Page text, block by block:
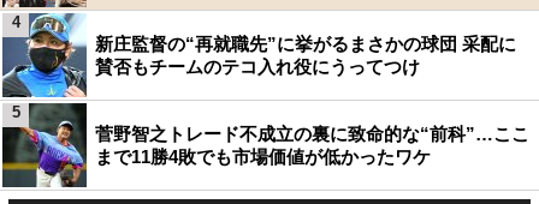
新庄監督の“再就職先”に挙がるまさかの球団 采配に
賛否もチームのテコ入れ役にうってつけ
4
菅野智之トレード不成立の裏に致命的な“前科”…ここ
まで11勝4敗でも市場価値が低かったワケ
5